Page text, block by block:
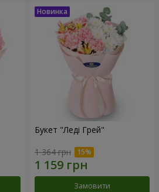
Букет "Леді Грей"
1 364 грн
Замовити